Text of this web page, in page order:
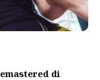
emastered di